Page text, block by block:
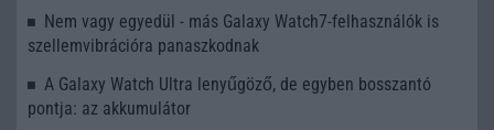
Nem vagy egyedül - más Galaxy Watch7-felhasználók is
szellemvibrációra panaszkodnak
A Galaxy Watch Ultra lenyűgöző, de egyben bosszantó
pontja: az akkumulátor